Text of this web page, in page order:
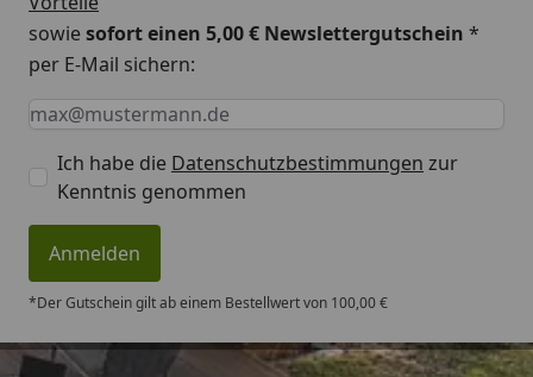
sowiesofort einen 5,00 € Newslettergutschein *
per E-Mail sichern:
Keine Eingabe erforderlich
Eingabe erforderlich
E-Mail *
Ich habe die Datenschutzbestimmungen zur
Kenntnis genommen
Anmelden
*Der Gutschein gilt ab einem Bestellwert von 100,00 €